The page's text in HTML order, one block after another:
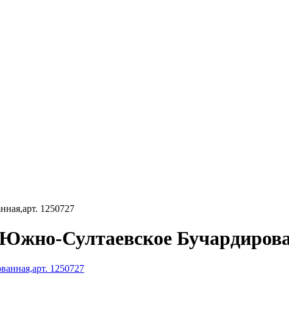
1250727
Султаевское